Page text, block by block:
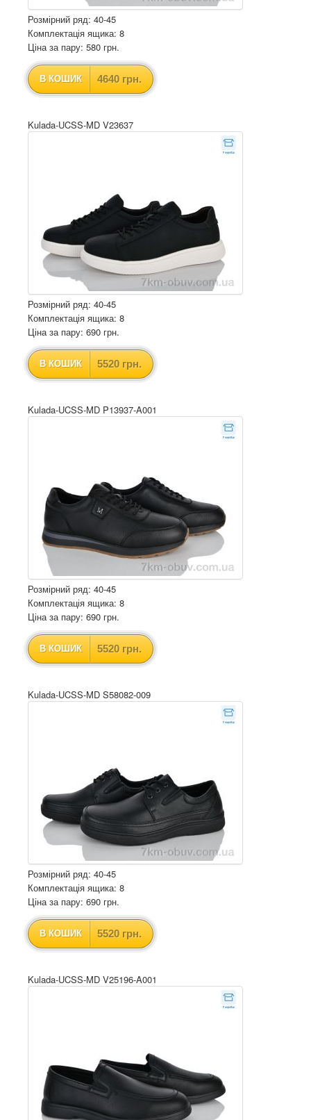
Розмірний ряд: 40-45
Комплектація ящика: 8
Ціна за пару: 580 грн.
В КОШИК 4640 грн.
Kulada-UCSS-MD V23637
Розмірний ряд: 40-45
Комплектація ящика: 8
Ціна за пару: 690 грн.
В КОШИК 5520 грн.
Kulada-UCSS-MD P13937-A001
Розмірний ряд: 40-45
Комплектація ящика: 8
Ціна за пару: 690 грн.
В КОШИК 5520 грн.
Kulada-UCSS-MD S58082-009
Розмірний ряд: 40-45
Комплектація ящика: 8
Ціна за пару: 690 грн.
В КОШИК 5520 грн.
Kulada-UCSS-MD V25196-A001